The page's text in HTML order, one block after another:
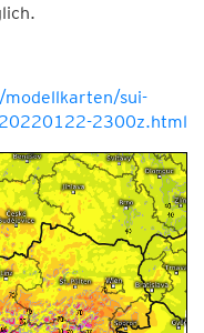
sui-
2300z.html